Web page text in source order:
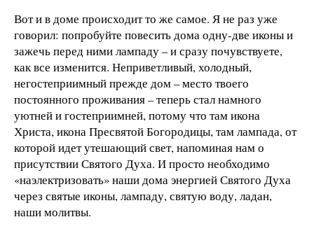
Вот и в доме происходит то же самое. Я не раз уже
говорил: попробуйте повесить дома одну-две иконы и
зажечь перед ними лампаду – и сразу почувствуете,
как все изменится. Неприветливый, холодный,
негостеприимный прежде дом – место твоего
постоянного проживания – теперь стал намного
уютней и гостеприимней, потому что там икона
Христа, икона Пресвятой Богородицы, там лампада, от
которой идет утешающий свет, напоминая нам о
присутствии Святого Духа. И просто необходимо
«наэлектризовать» наши дома энергией Святого Духа
через святые иконы, лампаду, святую воду, ладан,
наши молитвы.